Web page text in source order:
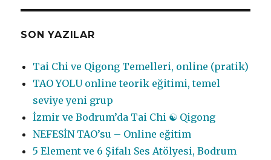
SON YAZILAR
Tai Chi ve Qigong Temelleri, online (pratik)
TAO YOLU online teorik eğitimi, temel
seviye yeni grup
İzmir ve Bodrum’da Tai Chi ☯️ Qigong
NEFESİN TAO’su – Online eğitim
5 Element ve 6 Şifalı Ses Atölyesi, Bodrum